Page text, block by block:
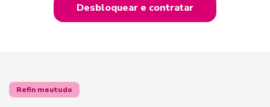
Desbloquear e contratar
Refin meutudo